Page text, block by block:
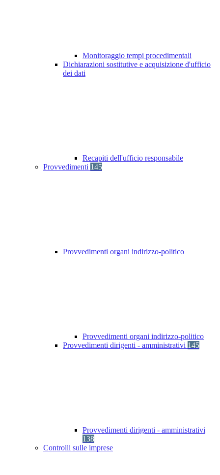
Monitoraggio tempi procedimentali
Dichiarazioni sostitutive e acquisizione d'ufficio
dei dati
Recapiti dell'ufficio responsabile
Provvedimenti 145
Provvedimenti organi indirizzo-politico
Provvedimenti organi indirizzo-politico
Provvedimenti dirigenti - amministrativi 145
Provvedimenti dirigenti - amministrativi
138
Controlli sulle imprese